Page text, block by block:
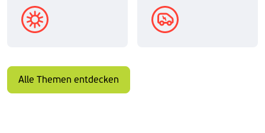
Alle Themen entdecken